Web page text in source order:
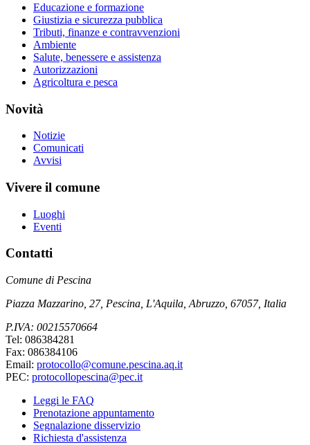
Educazione e formazione
Giustizia e sicurezza pubblica
Tributi, finanze e contravvenzioni
Ambiente
Salute, benessere e assistenza
Autorizzazioni
Agricoltura e pesca
Novità
Notizie
Comunicati
Avvisi
Vivere il comune
Luoghi
Eventi
Contatti
Comune di Pescina
Piazza Mazzarino, 27, Pescina, L'Aquila, Abruzzo, 67057, Italia
P.IVA: 00215570664
Tel: 086384281
Fax: 086384106
Email: protocollo@comune.pescina.aq.it
PEC: protocollopescina@pec.it
Leggi le FAQ
Prenotazione appuntamento
Segnalazione disservizio
Richiesta d'assistenza